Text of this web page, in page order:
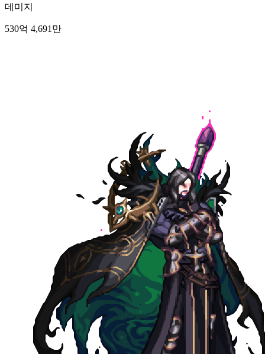
데미지
530억 4,691만